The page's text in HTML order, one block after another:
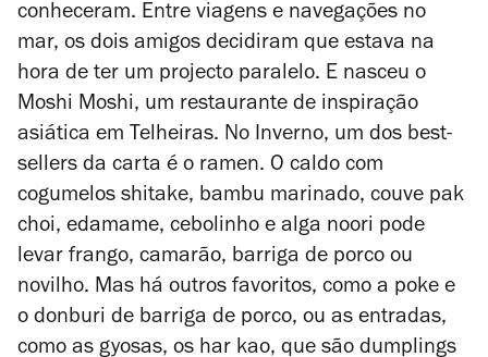
conheceram. Entre viagens e navegações no
mar, os dois amigos decidiram que estava na
hora de ter um projecto paralelo. E nasceu o
Moshi Moshi, um restaurante de inspiração
asiática em Telheiras. No Inverno, um dos best-
sellers da carta é o ramen. O caldo com
cogumelos shitake, bambu marinado, couve pak
choi, edamame, cebolinho e alga noori pode
levar frango, camarão, barriga de porco ou
novilho. Mas há outros favoritos, como a poke e
o donburi de barriga de porco, ou as entradas,
como as gyosas, os har kao, que são dumplings